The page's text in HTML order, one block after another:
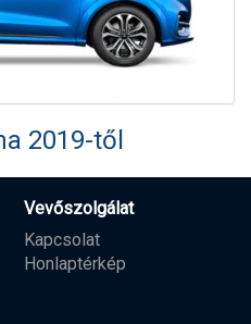
2019-től
Vevőszolgálat
Kapcsolat
Honlaptérkép